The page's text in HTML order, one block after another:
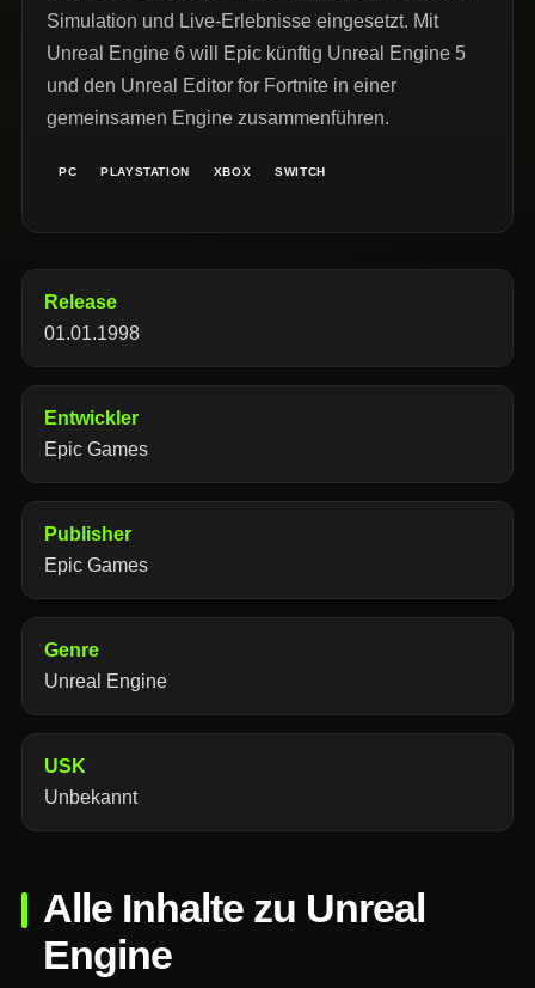
Simulation und Live-Erlebnisse eingesetzt. Mit
Unreal Engine 6 will Epic künftig Unreal Engine 5
und den Unreal Editor for Fortnite in einer
gemeinsamen Engine zusammenführen.
PC PLAYSTATION XBOX SWITCH
Release
01.01.1998
Entwickler
Epic Games
Publisher
Epic Games
Genre
Unreal Engine
USK
Unbekannt
Alle Inhalte zu Unreal
Engine